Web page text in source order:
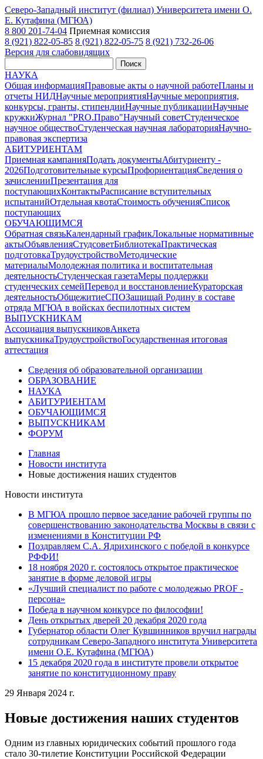
Северо-Западный институт (филиал) Университета имени О.
Е. Кутафина (МГЮА)
8 800 201-74-04 Приемная комиссия
8 (921) 822-05-85 8 (921) 822-05-75 8 (921) 732-26-06
Версия для слабовидящих
Поиск
НАУКА
Общая информацияПравовые акты о научной работеПланы и
отчеты НИДНаучные мероприятияНаучные мероприятия,
конкурсы, гранты, стипендииНаучные публикацииНаучные
кружкиЖурнал "PRO.Право"Научный советСтуденческое
научное обществоСтуденческая научная лабораторияНаучно-
правовая экспертиза
АБИТУРИЕНТАМ
Приемная кампанияПодать документыАбитуриенту -
2026Подготовительные курсыПрофориентацияСведения о
зачисленииПрезентация для
поступающихКонтактыРасписание вступительных
испытанийОтдельная квотаСтоимость обученияCписок
поступающих
ОБУЧАЮЩИМСЯ
Обратная связьКалендарный графикЛокальные нормативные
актыОбъявленияСтудсоветБиблиотекаПрактическая
подготовкаТрудоустройствоМетодические
материалыМолодежная политика и воспитательная
деятельностьСтуденческая газетаМеры поддержки
студенческих семейПеревод и восстановлениеКураторская
деятельностьОбщежитиеСПОЗащищай Родину в составе
отряда МГЮА в войсках беспилотных систем
ВЫПУСКНИКАМ
Ассоциация выпускниковАнкета
выпускникаТрудоустройствоГосударственная итоговая
аттестация
Сведения об образовательной организации
ОБРАЗОВАНИЕ
НАУКА
АБИТУРИЕНТАМ
ОБУЧАЮЩИМСЯ
ВЫПУСКНИКАМ
ФОРУМ
Главная
Новости института
Новые достижения наших студентов
Новости института
В МГЮА прошло первое заседание рабочей группы по
совершенствованию законодательства Москвы в связи с
изменениями в Конституции РФ
Поздравляем С.А. Ядрихинского с победой в конкурсе
РФФИ!
18 ноября 2020 г. состоялось открытое практическое
занятие в форме деловой игры
«Лучший специалист по работе с молодежью PROF -
персона»
Победа в научном конкурсе по философии!
День открытых дверей 20 декабря 2020 года
Губернатор области Олег Кувшинников вручил награды
сотрудникам Северо-Западного института Университета
имени О.Е. Кутафина (МГЮА)
15 декабря 2020 года в институте провели открытое
занятие по конституционному праву
29 Января 2024 г.
Новые достижения наших студентов
Одним из главных юридических событий прошлого года
стало 30-тилетие Конституции Российской Федерации